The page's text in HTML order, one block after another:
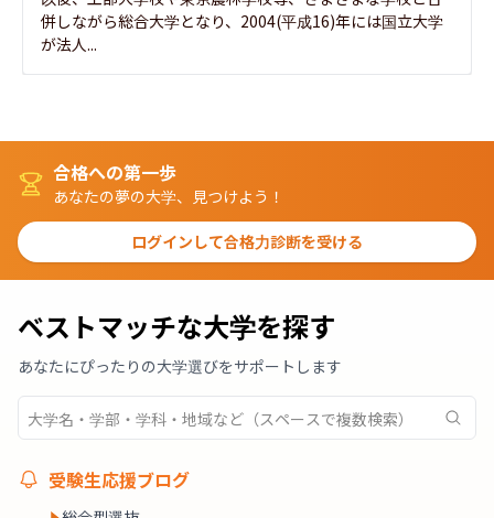
併しながら総合大学となり、2004(平成16)年には国立大学
が法人...
合格への第一歩
あなたの夢の大学、見つけよう！
ログインして合格力診断を受ける
ベストマッチな大学を探す
あなたにぴったりの大学選びをサポートします
受験生応援ブログ